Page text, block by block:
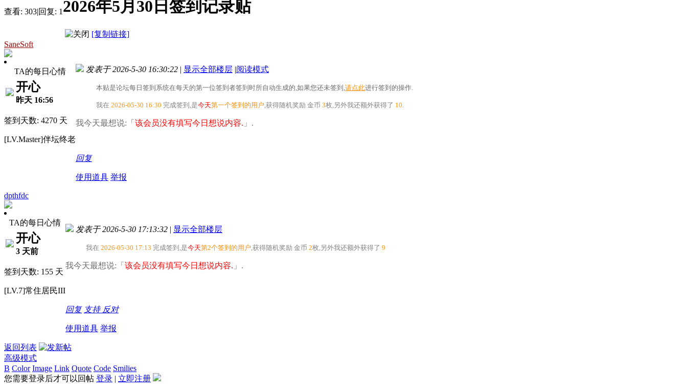
查看: 303|回复: 1 2026年5月30日签到记录贴
[复制链接]
SaneSoft
TA的每日心情
开心
昨天 16:56
签到天数: 4270 天
[LV.Master]伴坛终老
发表于 2026-5-30 16:30:22 | 显示全部楼层 |阅读模式
本贴是论坛每日签到系统在每天的第一位签到者签到时所自动生成的,如果您还未签到, 请点此进行签到的操作.
我在 2026-05-30 16:30 完成签到,是今天第一个签到的用户 ,获得随机奖励 金币 3枚 ,另外我还额外获得了 10
我今天最想说:「 该会员没有填写今日想说内容. 」.
回复
使用道具 举报
dpthfdc
TA的每日心情
开心
3 天前
签到天数: 155 天
[LV.7]常住居民III
发表于 2026-5-30 17:13:32 | 显示全部楼层
我在 2026-05-30 17:13 完成签到,是今天第2个签到的用户 ,获得随机奖励 金币 2枚 ,另外我还额外获得了 9
我今天最想说:「 该会员没有填写今日想说内容. 」.
回复 支持 反对
使用道具 举报
返回列表
高级模式
B Color Image Link Quote Code Smilies
您需要登录后才可以回帖 登录 | 立即注册